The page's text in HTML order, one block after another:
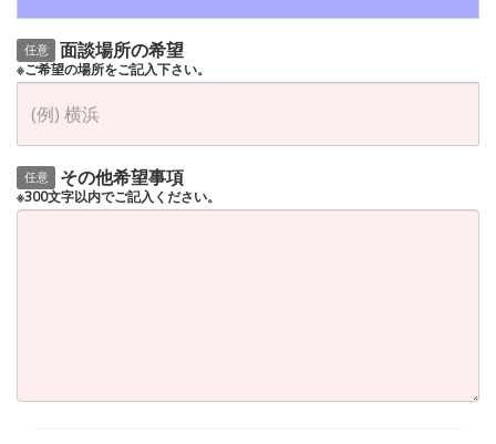
任意 面談場所の希望
※ご希望の場所をご記入下さい。
任意 その他希望事項
※300文字以内でご記入ください。